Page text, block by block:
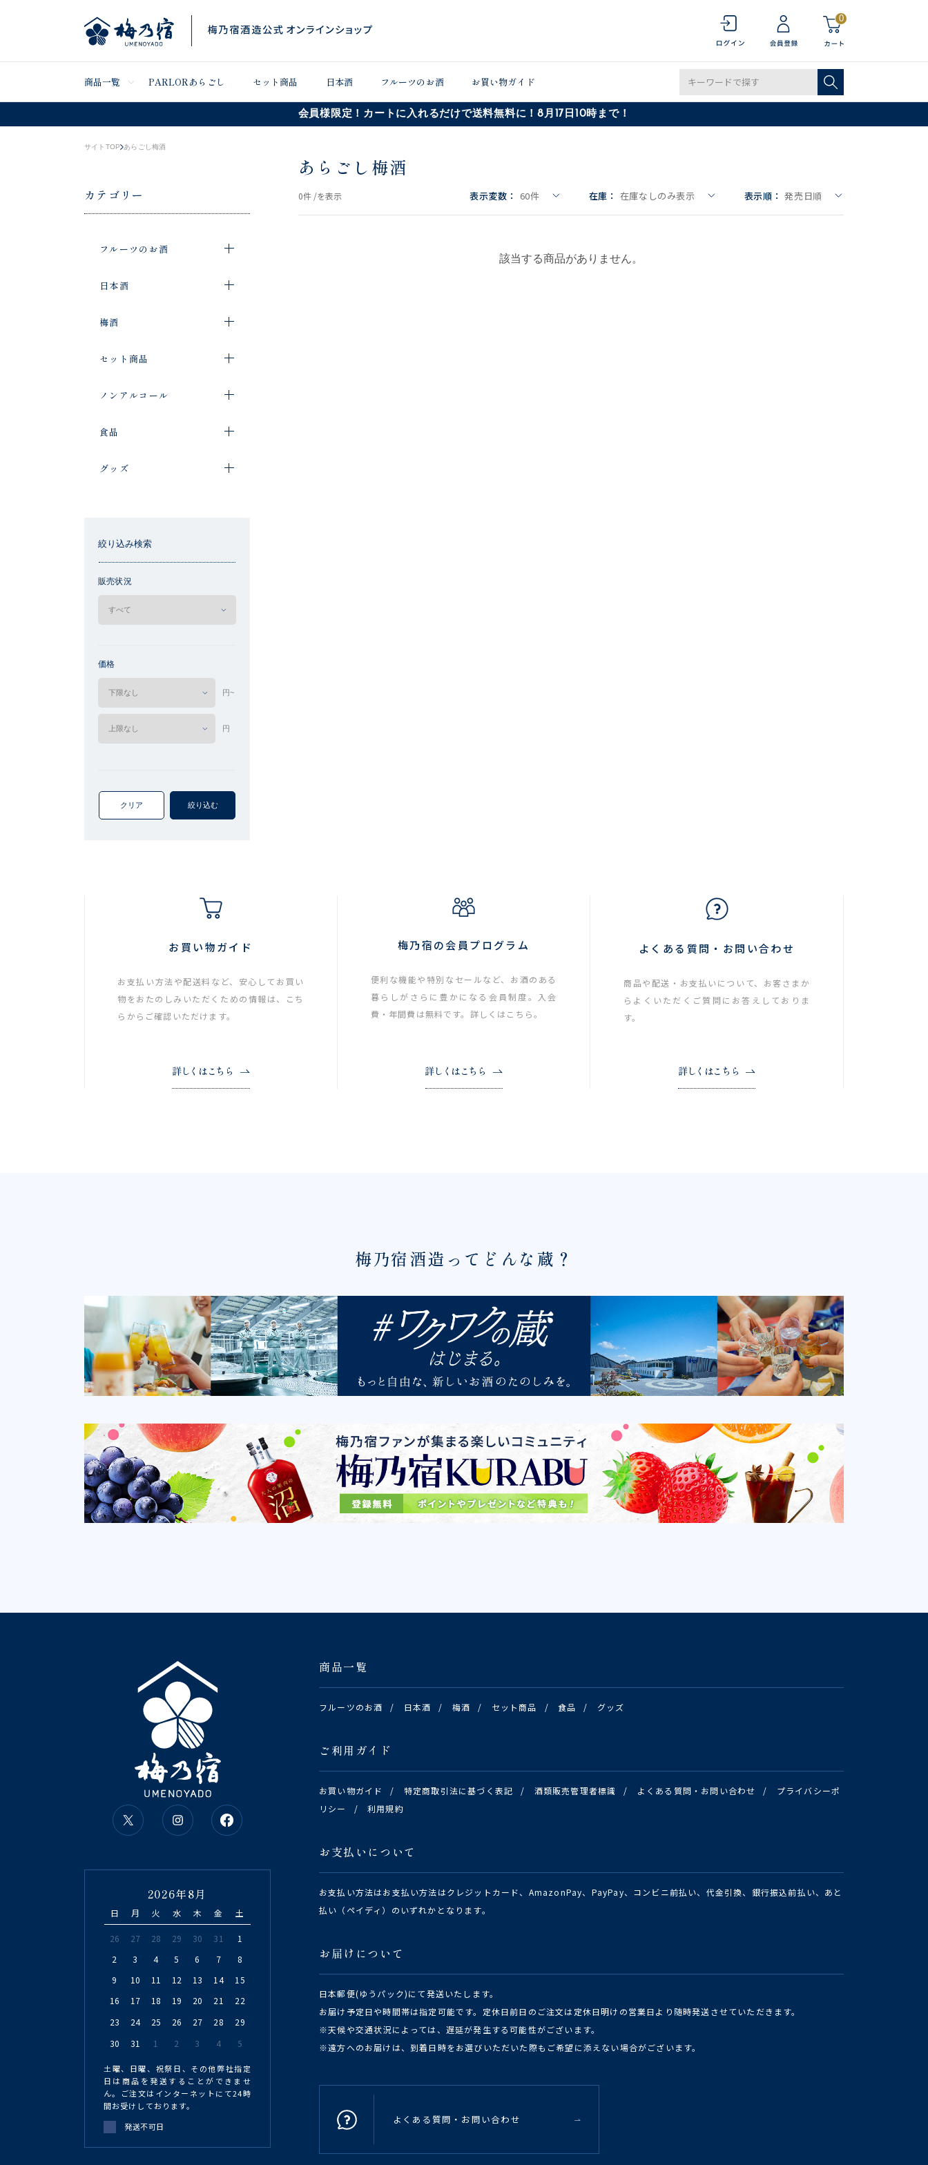
0
商品一覧 PARLORあらごし セット商品 日本酒 フルーツのお酒 お買い物ガイド
会員様限定！カートに入れるだけで送料無料に！8月17日10時まで！
サイトTOP あらごし梅酒
カテゴリー
フルーツのお酒
日本酒
梅酒
セット商品
ノンアルコール
食品
グッズ
絞り込み検索
販売状況
価格
円~
円
クリア 絞り込む
あらごし梅酒
0件 /を表示 表示変数： 60件 在庫： 在庫なしのみ表示 表示順： 発売日順
該当する商品がありません。
お買い物ガイド
お支払い方法や配送料など、安心してお買い
物をおたのしみいただくための情報は、こち
らからご確認いただけます。
詳しくはこちら
梅乃宿の会員プログラム
便利な機能や特別なセールなど、お酒のある
暮らしがさらに豊かになる会員制度。入会
費・年間費は無料です。詳しくはこちら。
詳しくはこちら
よくある質問・お問い合わせ
商品や配送・お支払いについて、お客さまか
らよくいただくご質問にお答えしておりま
す。
詳しくはこちら
梅乃宿酒造ってどんな蔵？
商品一覧
フルーツのお酒 / 日本酒 / 梅酒 / セット商品 / 食品 / グッズ
ご利用ガイド
お買い物ガイド / 特定商取引法に基づく表記 / 酒類販売管理者標識 / よくある質問・お問い合わせ /
プライバシーポ
リシー
/ 利用規約
お支払いについて
お支払い方法はお支払い方法はクレジットカード、AmazonPay、PayPay、コンビニ前払い、代金引換、銀行振込前払い、あと
払い（ペイディ）のいずれかとなります。
お届けについて
日本郵便(ゆうパック)にて発送いたします。
お届け予定日や時間帯は指定可能です。定休日前日のご注文は定休日明けの営業日より随時発送させていただきます。
※天候や交通状況によっては、遅延が発生する可能性がございます。
※遠方へのお届けは、到着日時をお選びいただいた際もご希望に添えない場合がございます。
よくある質問・お問い合わせ
2026年8月
日 月 火 水 木 金 土
26 27 28 29 30 31
1
2
3 4 5 6 7
8
9
10 11 12 13 14
15
16
17 18 19 20 21
22
23
24 25 26 27 28
29
30
31 1 2 3 4 5
土曜、日曜、祝祭日、その他弊社指定
日は商品を発送することができませ
ん。ご注文はインターネットにて24時
間お受けしております。
発送不可日